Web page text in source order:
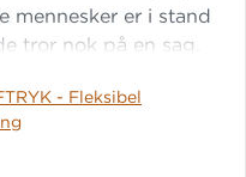
mennesker er i stand
tror nok på en sag.
Bogen klæder
over
om folkemord
- Fleksibel